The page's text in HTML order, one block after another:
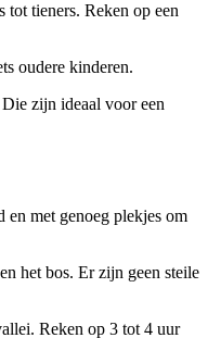
tieners. Reken op een
oudere kinderen.
zijn ideaal voor een
en met genoeg plekjes om
het bos. Er zijn geen steile
Reken op 3 tot 4 uur